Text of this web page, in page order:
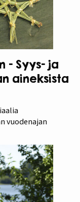
– Syys- ja
aineksista
vuodenajan